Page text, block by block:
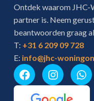
Ontdek waarom JHC-
partner is. Neem
beantwoorden graag
T: +31 6 209 09 728
E: info@jhc-